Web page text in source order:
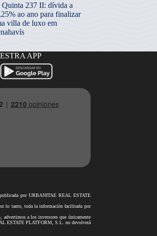
Quinta 237 II: dívida a
ao ano para finalizar
villa de luxo em
APP
por URBANITAE REAL ESTATE
lo tanto, toda la información facilitada por
a los inversores que únicamente
ESTATE PLATFORM, S.L. no devolverá